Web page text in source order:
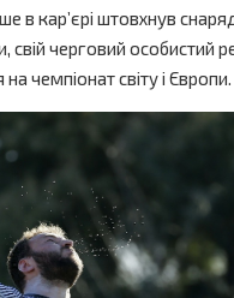
в кар’єрі штовхнув
свій черговий особистий
чемпіонат світу і Європи.